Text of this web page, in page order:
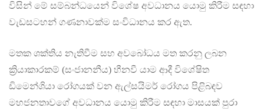
විසින් මේ සම්බන්ධයෙන් විශේෂ අවධානය යොමු කිරීම සඳහා
වැඩසටහන් ගණනාවක්ම සංවිධානය කර ඇත.
මතක ශක්තිය නැතිවීම සහ අවබෝධය මත කරනු ලබන
ක්‍රියාකාරකම් (සංජානනීය) හීනවී යාම ආදී විශේෂිත
ඩිමෙන්ශියා රෝගයක් වන ඇල්සයිමර් රෝගය පිළිබඳව
මහජනතාවගේ අවධානය යොමු කිරීම සඳහා මාසයක් පුරා